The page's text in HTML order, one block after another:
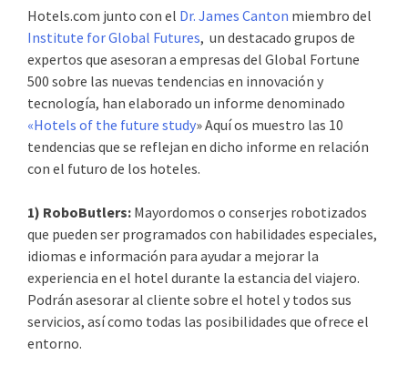
Hotels.com junto con el Dr. James Canton miembro del
Institute for Global Futures, un destacado grupos de
expertos que asesoran a empresas del Global Fortune
500 sobre las nuevas tendencias en innovación y
tecnología, han elaborado un informe denominado
«Hotels of the future study» Aquí os muestro las 10
tendencias que se reflejan en dicho informe en relación
con el futuro de los hoteles.
1) RoboButlers: Mayordomos o conserjes robotizados
que pueden ser programados con habilidades especiales,
idiomas e información para ayudar a mejorar la
experiencia en el hotel durante la estancia del viajero.
Podrán asesorar al cliente sobre el hotel y todos sus
servicios, así como todas las posibilidades que ofrece el
entorno.